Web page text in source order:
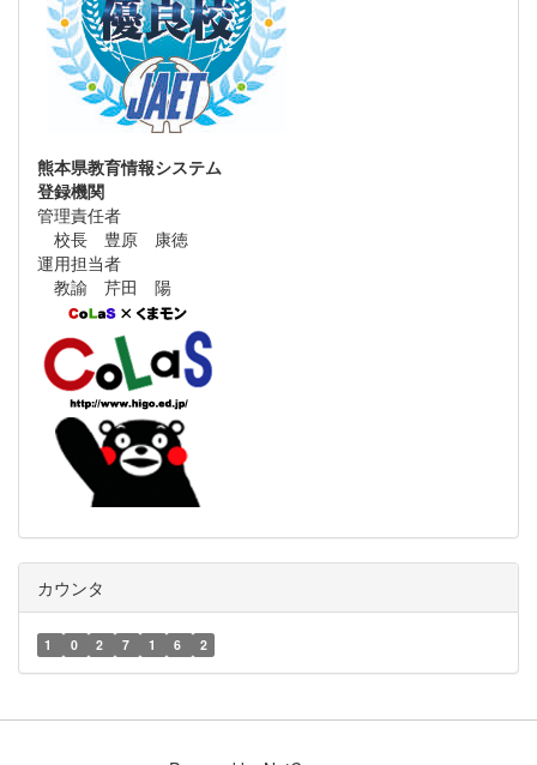
熊本県教育情報システム
登録機関
管理責任者
校長 豊原 康徳
運用担当者
教諭 芹田 陽
カウンタ
1 0 2 7 1 6 2